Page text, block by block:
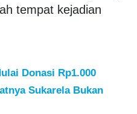
tempat kejadian
Donasi Rp1.000
Sukarela Bukan